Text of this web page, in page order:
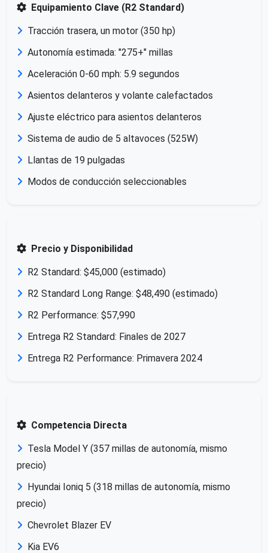
Equipamiento Clave (R2 Standard)
Tracción trasera, un motor (350 hp)
Autonomía estimada: "275+" millas
Aceleración 0-60 mph: 5.9 segundos
Asientos delanteros y volante calefactados
Ajuste eléctrico para asientos delanteros
Sistema de audio de 5 altavoces (525W)
Llantas de 19 pulgadas
Modos de conducción seleccionables
Precio y Disponibilidad
R2 Standard: $45,000 (estimado)
R2 Standard Long Range: $48,490 (estimado)
R2 Performance: $57,990
Entrega R2 Standard: Finales de 2027
Entrega R2 Performance: Primavera 2024
Competencia Directa
Tesla Model Y (357 millas de autonomía, mismo
precio)
Hyundai Ioniq 5 (318 millas de autonomía, mismo
precio)
Chevrolet Blazer EV
Kia EV6